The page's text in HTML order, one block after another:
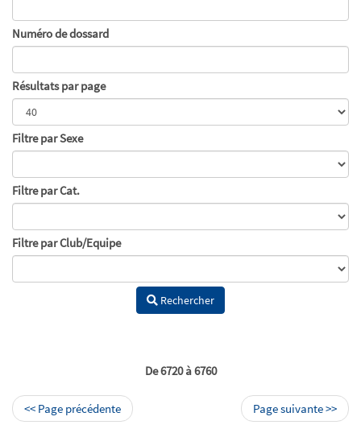
Numéro de dossard
Résultats par page
Filtre par Sexe
Filtre par Cat.
Filtre par Club/Equipe
Rechercher
De 6720 à 6760
<< Page précédente Page suivante >>